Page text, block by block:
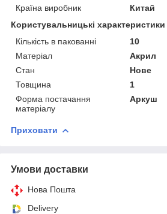
Країна виробник
Китай
Користувальницькі характеристики
Кількість в пакованні
10
Матеріал
Акрил
Стан
Нове
Товщина
1
Форма постачання
матеріалу
Аркуш
Приховати
Умови доставки
Нова Пошта
Delivery